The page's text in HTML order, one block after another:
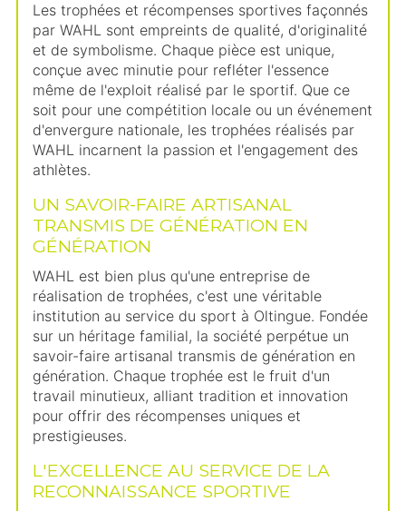
Les trophées et récompenses sportives façonnés
par WAHL sont empreints de qualité, d'originalité
et de symbolisme. Chaque pièce est unique,
conçue avec minutie pour refléter l'essence
même de l'exploit réalisé par le sportif. Que ce
soit pour une compétition locale ou un événement
d'envergure nationale, les trophées réalisés par
WAHL incarnent la passion et l'engagement des
athlètes.
UN SAVOIR-FAIRE ARTISANAL
TRANSMIS DE GÉNÉRATION EN
GÉNÉRATION
WAHL est bien plus qu'une entreprise de
réalisation de trophées, c'est une véritable
institution au service du sport à Oltingue. Fondée
sur un héritage familial, la société perpétue un
savoir-faire artisanal transmis de génération en
génération. Chaque trophée est le fruit d'un
travail minutieux, alliant tradition et innovation
pour offrir des récompenses uniques et
prestigieuses.
L'EXCELLENCE AU SERVICE DE LA
RECONNAISSANCE SPORTIVE